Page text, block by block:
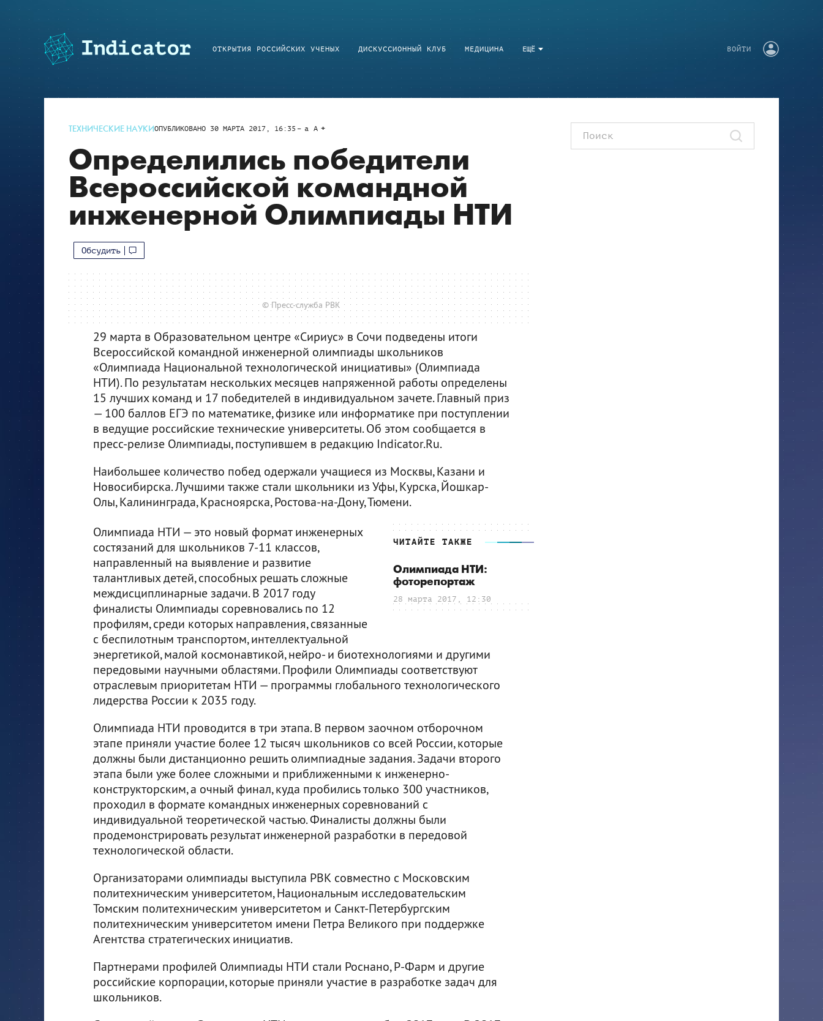
ЕЩЁ
ОТКРЫТИЯ РОССИЙСКИХ УЧЕНЫХ ДИСКУССИОННЫЙ КЛУБ МЕДИЦИНА ВОЙТИ
ТЕХНИЧЕСКИЕ НАУКИОПУБЛИКОВАНО 30 МАРТА 2017, 16:35 a A
Определились победители
Всероссийской командной
инженерной Олимпиады НТИ
Обсудить
© Пресс-служба РВК
29 марта в Образовательном центре «Сириус» в Сочи подведены итоги
Всероссийской командной инженерной олимпиады школьников
«Олимпиада Национальной технологической инициативы» (Олимпиада
НТИ). По результатам нескольких месяцев напряженной работы определены
15 лучших команд и 17 победителей в индивидуальном зачете. Главный приз
— 100 баллов ЕГЭ по математике, физике или информатике при поступлении
в ведущие российские технические университеты. Об этом сообщается в
пресс-релизе Олимпиады, поступившем в редакцию Indicator.Ru.
Наибольшее количество побед одержали учащиеся из Москвы, Казани и
Новосибирска. Лучшими также стали школьники из Уфы, Курска, Йошкар-
Олы, Калининграда, Красноярска, Ростова-на-Дону, Тюмени.
ЧИТАЙТЕ ТАКЖЕ
Олимпиада НТИ:
фоторепортаж
28 марта 2017, 12:30
Олимпиада НТИ — это новый формат инженерных
состязаний для школьников 7-11 классов,
направленный на выявление и развитие
талантливых детей, способных решать сложные
междисциплинарные задачи. В 2017 году
финалисты Олимпиады соревновались по 12
профилям, среди которых направления, связанные
с беспилотным транспортом, интеллектуальной
энергетикой, малой космонавтикой, нейро- и биотехнологиями и другими
передовыми научными областями. Профили Олимпиады соответствуют
отраслевым приоритетам НТИ — программы глобального технологического
лидерства России к 2035 году.
Олимпиада НТИ проводится в три этапа. В первом заочном отборочном
этапе приняли участие более 12 тысяч школьников со всей России, которые
должны были дистанционно решить олимпиадные задания. Задачи второго
этапа были уже более сложными и приближенными к инженерно-
конструкторским, а очный финал, куда пробились только 300 участников,
проходил в формате командных инженерных соревнований с
индивидуальной теоретической частью. Финалисты должны были
продемонстрировать результат инженерной разработки в передовой
технологической области.
Организаторами олимпиады выступила РВК совместно с Московским
политехническим университетом, Национальным исследовательским
Томским политехническим университетом и Санкт-Петербургским
политехническим университетом имени Петра Великого при поддержке
Агентства стратегических инициатив.
Партнерами профилей Олимпиады НТИ стали Роснано, Р-Фарм и другие
российские корпорации, которые приняли участие в разработке задач для
школьников.